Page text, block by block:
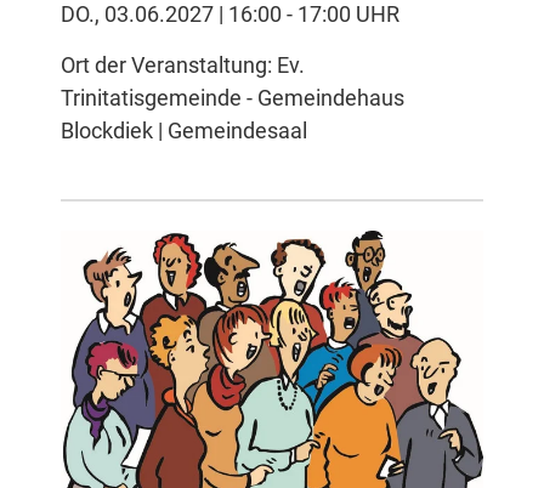
DO., 03.06.2027 | 16:00 - 17:00 UHR
Ort der Veranstaltung: Ev.
Trinitatisgemeinde - Gemeindehaus
Blockdiek | Gemeindesaal